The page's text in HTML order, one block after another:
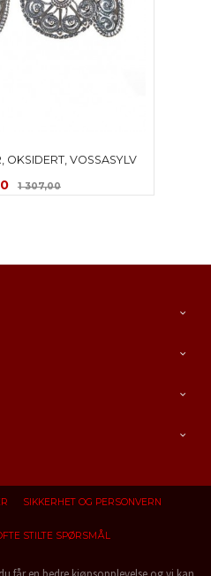
OKSIDERT, VOSSASYLV
1 307,00Rabatt
SIKKERHET OG PERSONVERN
STILTE SPØRSMÅL